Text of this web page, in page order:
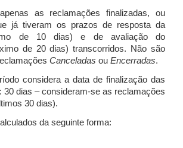
as reclamações finalizadas, ou
já tiveram os prazos de resposta da
de 10 dias) e de avaliação do
de 20 dias) transcorridos. Não são
Canceladas ou Encerradas.
considera a data de finalização das
30 dias – consideram-se as reclamações
30 dias).
da seguinte forma: